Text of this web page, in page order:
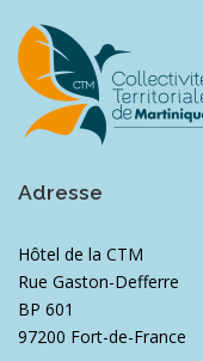
Adresse
Hôtel de la CTM
Rue Gaston-Defferre
BP 601
97200 Fort-de-France